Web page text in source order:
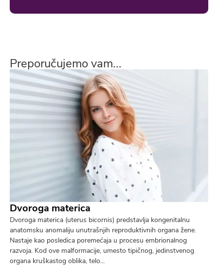
Preporučujemo vam...
Dvoroga materica
Dvoroga materica (uterus bicornis) predstavlja kongenitalnu
anatomsku anomaliju unutrašnjih reproduktivnih organa žene.
Nastaje kao posledica poremećaja u procesu embrionalnog
razvoja. Kod ove malformacije, umesto tipičnog, jedinstvenog
organa kruškastog oblika, telo...